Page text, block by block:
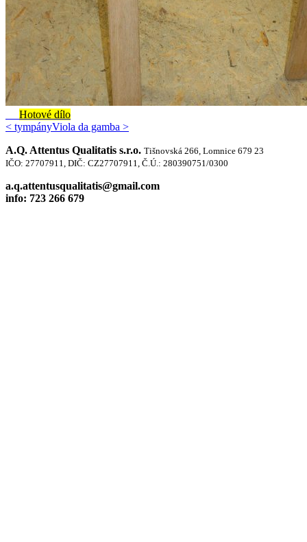
Hotové dílo
< tympányViola da gamba >
A.Q. Attentus Qualitatis s.r.o. Tišnovská 266, Lomnice 679 23
IČO: 27707911, DIČ: CZ27707911, Č.Ú.: 280390751/0300
a.q.attentusqualitatis@gmail.com
info: 723 266 679